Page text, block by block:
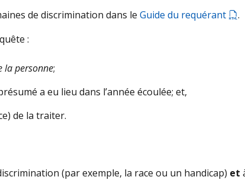
de discrimination dans le Guide du requérant
.
:
la personne;
a eu lieu dans l’année écoulée; et,
de la traiter.
(par exemple, la race ou un handicap) et